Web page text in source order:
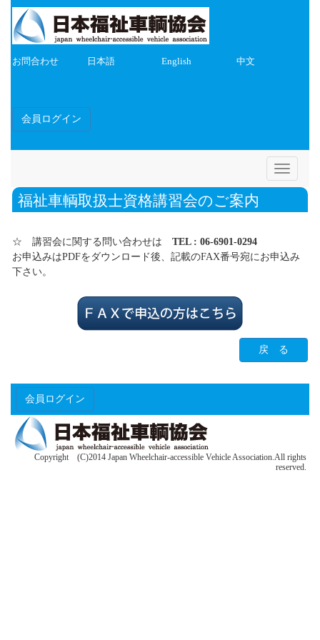
お問合わせ 日本語 English 中文
会員ログイン
Toggle
福祉車輌取扱士資格講習会のご案内
☆ 講習会に関する問い合わせは TEL : 06-6901-0294
お申込みはPDFをダウンロード後、記載のFAX番号宛にお申込み
下さい。
戻 る
会員ログイン
Copyright (C)2014 Japan Wheelchair-accessible Vehicle Association.All rights
reserved.